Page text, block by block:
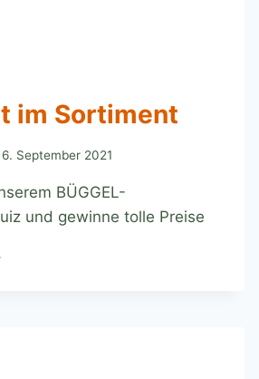
im Sortiment
6. September 2021
BÜGGEL-
und gewinne tolle Preise